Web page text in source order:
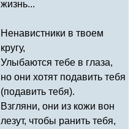
жизнь...
Ненавистники в твоем
кругу,
Улыбаются тебе в глаза,
но они хотят подавить тебя
(подавить тебя).
Взгляни, они из кожи вон
лезут, чтобы ранить тебя,